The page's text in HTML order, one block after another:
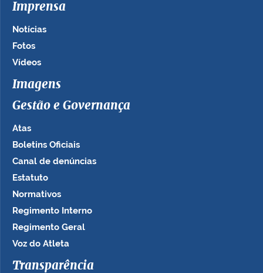
Imprensa
Notícias
Fotos
Vídeos
Imagens
Gestão e Governança
Atas
Boletins Oficiais
Canal de denúncias
Estatuto
Normativos
Regimento Interno
Regimento Geral
Voz do Atleta
Transparência